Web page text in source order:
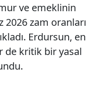
ve emeklinin
zam oranları
Erdursun, en
de kritik bir yasal